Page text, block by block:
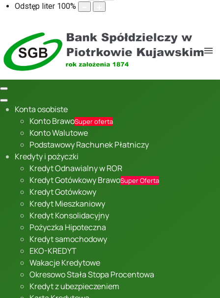
Odstęp liter 100%
Konta osobiste
Konto BrawoSuper oferta
Konto Walutowe
Podstawowy Rachunek Płatniczy
Kredyty i pożyczki
Kredyt Odnawialny w ROR
Kredyt Gotówkowy BrawoSuper Oferta
Kredyt Gotówkowy
Kredyt Mieszkaniowy
Kredyt Konsolidacyjny
Pożyczka Hipoteczna
Kredyt samochodowy
EKO-KREDYT
Wakacje Kredytowe
Okresowo Stała Stopa Procentowa
Kredyt z ubezpieczeniem